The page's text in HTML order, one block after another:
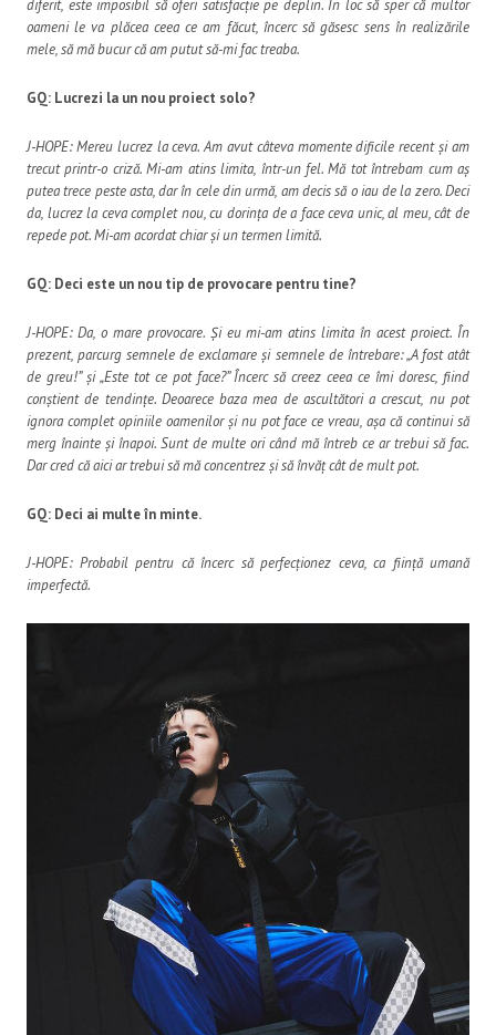
diferit, este imposibil să oferi satisfacție pe deplin. În loc să sper că multor
oameni le va plăcea ceea ce am făcut, încerc să găsesc sens în realizările
mele, să mă bucur că am putut să-mi fac treaba.
GQ: Lucrezi la un nou proiect solo?
J-HOPE: Mereu lucrez la ceva. Am avut câteva momente dificile recent și am
trecut printr-o criză. Mi-am atins limita, într-un fel. Mă tot întrebam cum aș
putea trece peste asta, dar în cele din urmă, am decis să o iau de la zero. Deci
da, lucrez la ceva complet nou, cu dorința de a face ceva unic, al meu, cât de
repede pot. Mi-am acordat chiar și un termen limită.
GQ: Deci este un nou tip de provocare pentru tine?
J-HOPE: Da, o mare provocare. Și eu mi-am atins limita în acest proiect. În
prezent, parcurg semnele de exclamare și semnele de întrebare: „A fost atât
de greu!” și „Este tot ce pot face?” Încerc să creez ceea ce îmi doresc, fiind
conștient de tendințe. Deoarece baza mea de ascultători a crescut, nu pot
ignora complet opiniile oamenilor și nu pot face ce vreau, așa că continui să
merg înainte și înapoi. Sunt de multe ori când mă întreb ce ar trebui să fac.
Dar cred că aici ar trebui să mă concentrez și să învăț cât de mult pot.
GQ: Deci ai multe în minte.
J-HOPE: Probabil pentru că încerc să perfecționez ceva, ca ființă umană
imperfectă.